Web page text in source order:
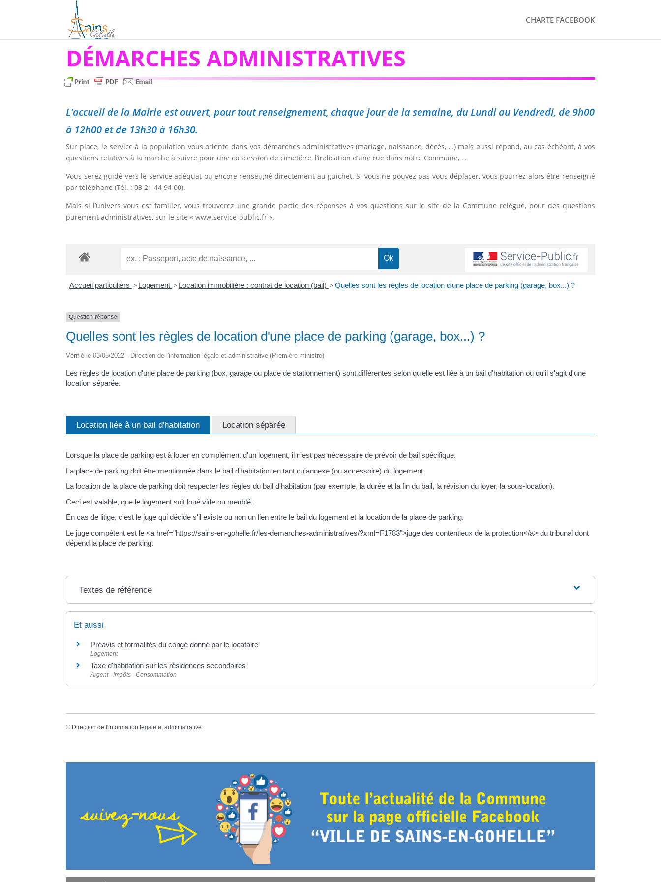
CHARTE FACEBOOK
DÉMARCHES ADMINISTRATIVES
L’accueil de la Mairie est ouvert, pour tout renseignement, chaque jour de la semaine, du Lundi au Vendredi, de 9h00
à 12h00 et de 13h30 à 16h30.
Sur place, le service à la population vous oriente dans vos démarches administratives (mariage, naissance, décès, …) mais aussi répond, au cas échéant, à vos
questions relatives à la marche à suivre pour une concession de cimetière, l’indication d’une rue dans notre Commune, …
Vous serez guidé vers le service adéquat ou encore renseigné directement au guichet. Si vous ne pouvez pas vous déplacer, vous pourrez alors être renseigné
par téléphone (Tél. : 03 21 44 94 00).
Mais si l’univers vous est familier, vous trouverez une grande partie des réponses à vos questions sur le site de la Commune relégué, pour des questions
purement administratives, sur le site « www.service-public.fr ».
Accueil particuliers > Logement > Location immobilière : contrat de location (bail) >Quelles sont les règles de location d'une place de parking (garage, box...) ?
Question-réponse
Quelles sont les règles de location d'une place de parking (garage, box...) ?
Vérifié le 03/05/2022 - Direction de l'information légale et administrative (Première ministre)
Les règles de location d'une place de parking (box, garage ou place de stationnement) sont différentes selon qu'elle est liée à un bail d'habitation ou qu'il s'agit d'une
location séparée.
Location liée à un bail d'habitation Location séparée
Lorsque la place de parking est à louer en complément d'un logement, il n'est pas nécessaire de prévoir de bail spécifique.
La place de parking doit être mentionnée dans le bail d'habitation en tant qu'annexe (ou accessoire) du logement.
La location de la place de parking doit respecter les règles du bail d'habitation (par exemple, la durée et la fin du bail, la révision du loyer, la sous-location).
Ceci est valable, que le logement soit loué vide ou meublé.
En cas de litige, c'est le juge qui décide s'il existe ou non un lien entre le bail du logement et la location de la place de parking.
Le juge compétent est le <a href="https://sains-en-gohelle.fr/les-demarches-administratives/?xml=F1783">juge des contentieux de la protection</a> du tribunal dont
dépend la place de parking.
Textes de référence
Et aussi
Préavis et formalités du congé donné par le locataire
Logement
Taxe d'habitation sur les résidences secondaires
Argent - Impôts - Consommation
© Direction de l'information légale et administrative